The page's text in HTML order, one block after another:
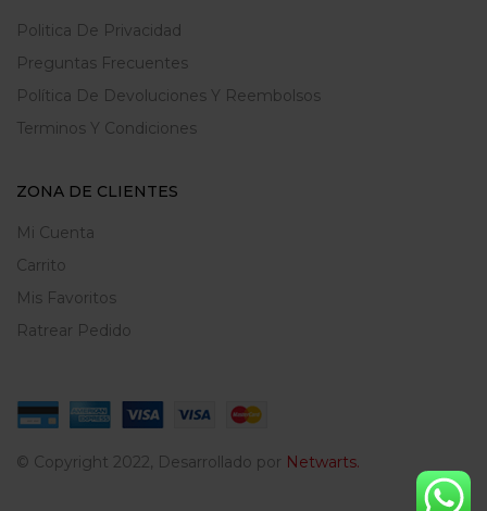
Politica De Privacidad
Preguntas Frecuentes
Política De Devoluciones Y Reembolsos
Terminos Y Condiciones
ZONA DE CLIENTES
Mi Cuenta
Carrito
Mis Favoritos
Ratrear Pedido
© Copyright 2022, Desarrollado por Netwarts.